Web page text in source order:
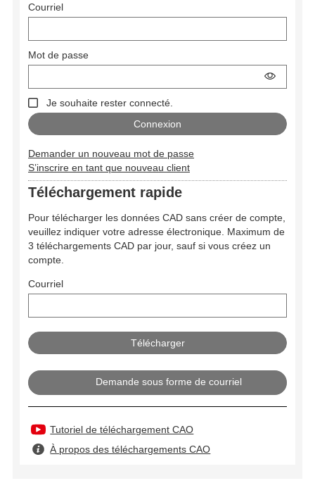
Courriel
Mot de passe
Je souhaite rester connecté.
Demander un nouveau mot de passe
S’inscrire en tant que nouveau client
Téléchargement rapide
Pour télécharger les données CAD sans créer de compte,
veuillez indiquer votre adresse électronique. Maximum de
3 téléchargements CAD par jour, sauf si vous créez un
compte.
Courriel
Demande sous forme de courriel
Tutoriel de téléchargement CAO
À propos des téléchargements CAO